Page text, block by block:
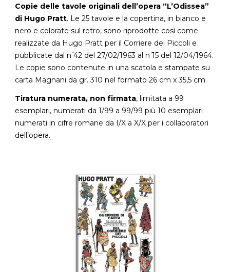
Copie delle tavole originali dell’opera “L’Odissea”
di Hugo Pratt. Le 25 tavole e la copertina, in bianco e
nero e colorate sul retro, sono riprodotte così come
realizzate da Hugo Pratt per il Corriere dei Piccoli e
pubblicate dal n ̊42 del 27/02/1963 al n ̊15 del 12/04/1964.
Le copie sono contenute in una scatola e stampate su
carta Magnani da gr. 310 nel formato 26 cm x 35,5 cm.
Tiratura numerata, non firmata, limitata a 99
esemplari, numerati da 1/99 a 99/99 più 10 esemplari
numerati in cifre romane da I/X a X/X per i collaboratori
dell’opera.